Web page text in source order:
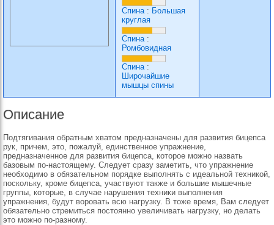
Спина: Большая
круглая
Спина:
Ромбовидная
Спина:
Широчайшие
мышцы спины
Описание
Подтягивания обратным хватом предназначены для развития бицепса
рук, причем, это, пожалуй, единственное упражнение,
предназначенное для развития бицепса, которое можно назвать
базовым по-настоящему. Следует сразу заметить, что упражнение
необходимо в обязательном порядке выполнять с идеальной техникой,
поскольку, кроме бицепса, участвуют также и большие мышечные
группы, которые, в случае нарушения техники выполнения
упражнения, будут воровать всю нагрузку. В тоже время, Вам следует
обязательно стремиться постоянно увеличивать нагрузку, но делать
это можно по-разному.